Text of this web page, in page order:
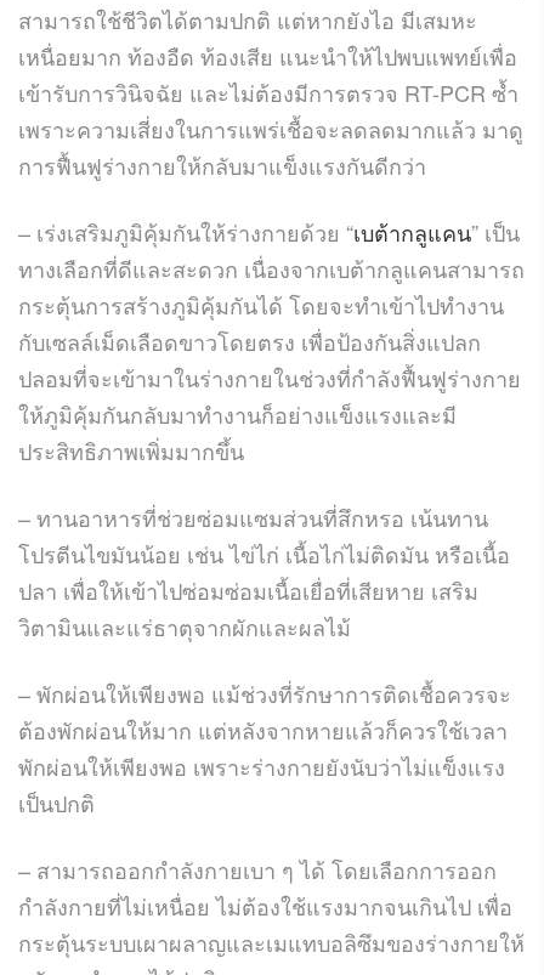
สามารถใช้ชีวิตได้ตามปกติ แต่หากยังไอ มีเสมหะ
เหนื่อยมาก ท้องอืด ท้องเสีย แนะนำให้ไปพบแพทย์เพื่อ
เข้ารับการวินิจฉัย และไม่ต้องมีการตรวจ RT-PCR ซ้ำ
เพราะความเสี่ยงในการแพร่เชื้อจะลดลดมากแล้ว มาดู
การฟื้นฟูร่างกายให้กลับมาแข็งแรงกันดีกว่า
– เร่งเสริมภูมิคุ้มกันให้ร่างกายด้วย “เบต้ากลูแคน” เป็น
ทางเลือกที่ดีและสะดวก เนื่องจากเบต้ากลูแคนสามารถ
กระตุ้นการสร้างภูมิคุ้มกันได้ โดยจะทำเข้าไปทำงาน
กับเซลล์เม็ดเลือดขาวโดยตรง เพื่อป้องกันสิ่งแปลก
ปลอมที่จะเข้ามาในร่างกายในช่วงที่กำลังฟื้นฟูร่างกาย
ให้ภูมิคุ้มกันกลับมาทำงานก็อย่างแข็งแรงและมี
ประสิทธิภาพเพิ่มมากขึ้น
– ทานอาหารที่ช่วยซ่อมแซมส่วนที่สึกหรอ เน้นทาน
โปรตีนไขมันน้อย เช่น ไข่ไก่ เนื้อไก่ไม่ติดมัน หรือเนื้อ
ปลา เพื่อให้เข้าไปซ่อมซ่อมเนื้อเยื่อที่เสียหาย เสริม
วิตามินและแร่ธาตุจากผักและผลไม้
– พักผ่อนให้เพียงพอ แม้ช่วงที่รักษาการติดเชื้อควรจะ
ต้องพักผ่อนให้มาก แต่หลังจากหายแล้วก็ควรใช้เวลา
พักผ่อนให้เพียงพอ เพราะร่างกายยังนับว่าไม่แข็งแรง
เป็นปกติ
– สามารถออกกำลังกายเบา ๆ ได้ โดยเลือกการออก
กำลังกายที่ไม่เหนื่อย ไม่ต้องใช้แรงมากจนเกินไป เพื่อ
กระตุ้นระบบเผาผลาญและเมแทบอลิซึมของร่างกายให้